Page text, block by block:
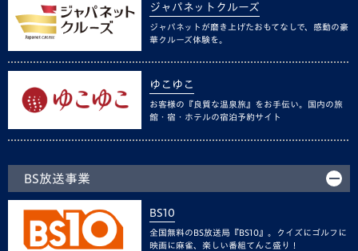
ジャパネットクルーズ
ジャパネットが磨き上げたおもてなしで、感動の豪
華クルーズ体験を。
ゆこゆこ
お客様の『良質な温泉旅』をお手伝い。国内の旅
館・宿・ホテルの宿泊予約サイト
BS放送事業
BS10
全国無料のBS放送局『BS10』。クイズにゴルフに
映画に麻雀、楽しい番組てんこ盛り！